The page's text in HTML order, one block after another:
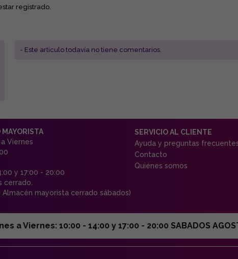
registrado.
- Este articulo todavía no tiene comentarios.
MAYORISTA
Viernes
y 17:00 - 20:00
cerrado.
Almacén mayorista cerrado sábados)
SERVICIO AL CLIENTE
Ayuda y preguntas
Contacto
Quiénes somos
a Viernes: 10:00 - 14:00 y 17:00 - 20:00 SABADOS